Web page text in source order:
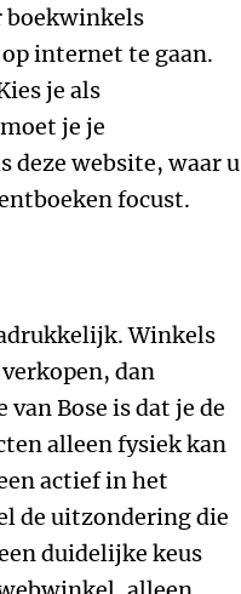
boekwinkels
internet te gaan.
je als
je je
deze website, waar u
focust.
Winkels
dan
Bose is dat je de
alleen fysiek kan
actief in het
de uitzondering die
duidelijke keus